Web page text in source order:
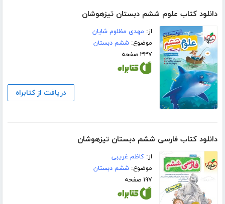
دانلود کتاب علوم ششم دبستان تیزهوشان
از: مهدی مظلوم شایان
موضوع:ششم دبستان
۳۳۷ صفحه
دریافت از کتابراه
دانلود کتاب فارسی ششم دبستان تیزهوشان
از:کاظم غریبی
موضوع:ششم دبستان
۱۹۷ صفحه